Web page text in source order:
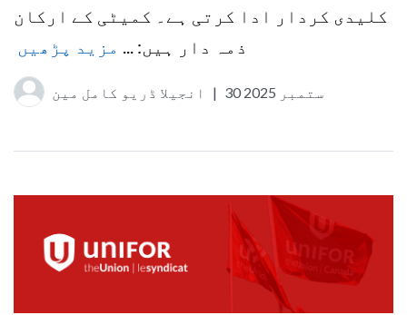
کلیدی کردار ادا کرتی ہے۔ کمیٹی کے ارکان
ذمہ دار ہیں: ... مزید پڑھیں
انجیلا ڈریو کامل مین | 30 ستمبر 2025